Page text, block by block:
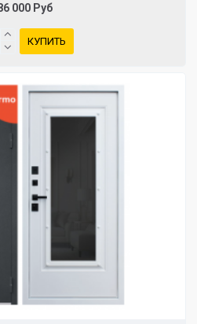
000 Руб
КУПИТЬ